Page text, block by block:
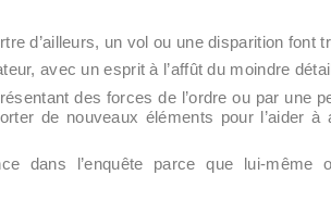
d’ailleurs, un vol ou une disparition font
avec un esprit à l’affût du moindre
des forces de l’ordre ou par une
de nouveaux éléments pour l’aider
dans l’enquête parce que lui-même